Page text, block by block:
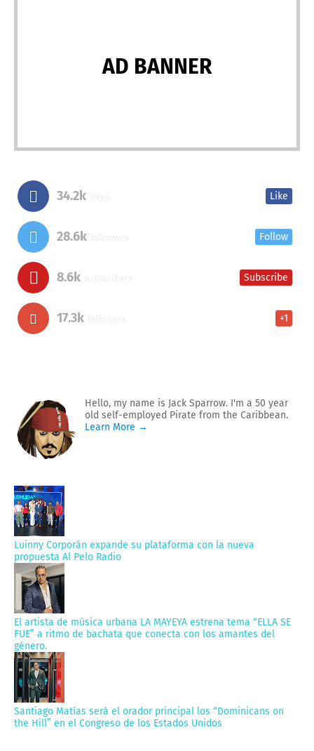
AD BANNER
34.2k Like
28.6k Follow
8.6k Subscribe
17.3k +1
Hello, my name is Jack Sparrow. I'm a 50 year
old self-employed Pirate from the Caribbean.
Learn More →
Luinny Corporán expande su plataforma con la nueva
propuesta Al Pelo Radio
El artista de música urbana LA MAYEYA estrena tema “ELLA SE
FUE” a ritmo de bachata que conecta con los amantes del
género.
Santiago Matías será el orador principal los “Dominicans on
the Hill” en el Congreso de los Estados Unidos